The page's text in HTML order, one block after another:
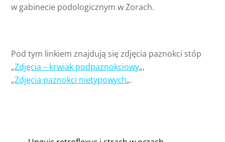
w gabinecie podologicznym w Żorach.
Pod tym linkiem znajdują się zdjęcia paznokci stóp
„Zdjęcia – krwiak podpaznokciowy„,
„Zdjęcia paznokci nietypowych„.